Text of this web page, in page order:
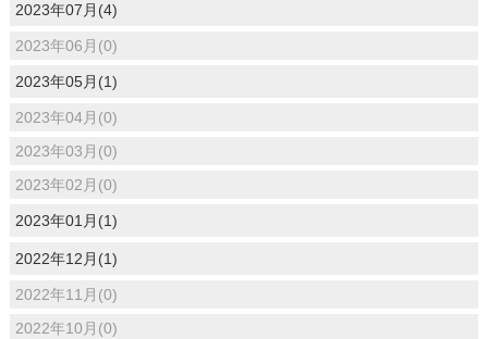
2023年07月(4)
2023年06月(0)
2023年05月(1)
2023年04月(0)
2023年03月(0)
2023年02月(0)
2023年01月(1)
2022年12月(1)
2022年11月(0)
2022年10月(0)